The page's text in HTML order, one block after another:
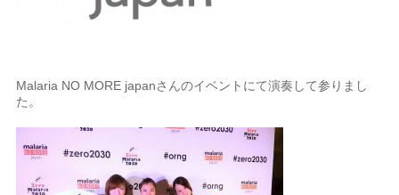
Malaria NO MORE japanさんのイベントにて演奏して参りまし
た。